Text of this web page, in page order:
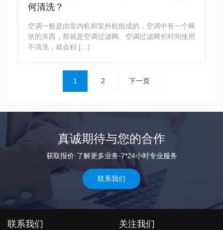
何清洗？
空调一般是由室内机和室外机组成的，空调中有一个网
状的东西，那就是空调过滤网。空调过滤网长时间使用
不清洗，就会积 […]
1 2 下一页
真诚期待与您的合作
获取报价·了解更多业务·7*24小时专业服务
联系我们
联系我们 关注我们